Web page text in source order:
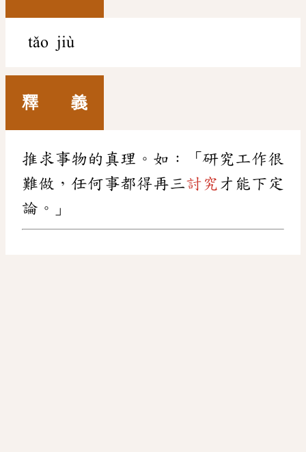
tǎo jiù
釋 義
推求事物的真理。如：「研究工作很
難做，任何事都得再三討究 才能下定
論。」